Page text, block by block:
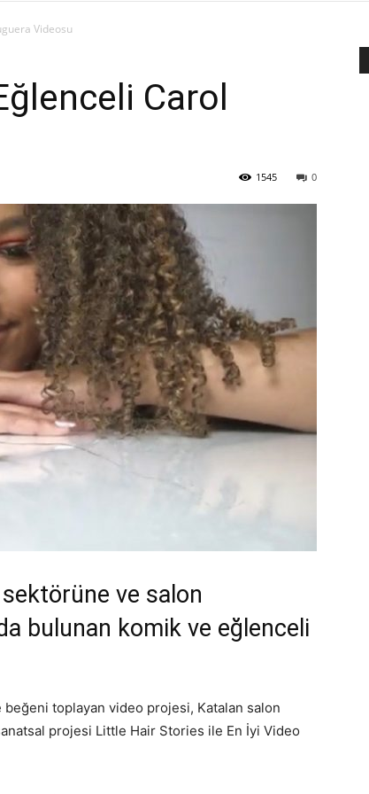
Videosu
Carol
0
1545
ve salon
bulunan komik ve eğlenceli
beğeni toplayan video projesi, Katalan salon
projesi Little Hair Stories ile En İyi Video